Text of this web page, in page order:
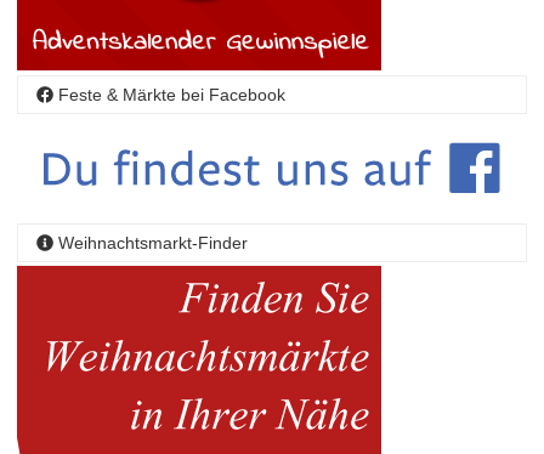
Feste & Märkte bei Facebook
Weihnachtsmarkt-Finder